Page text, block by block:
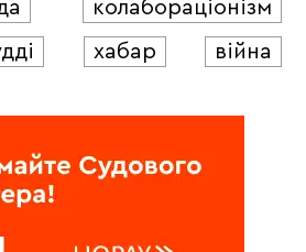
колабораціонізм
хабар війна